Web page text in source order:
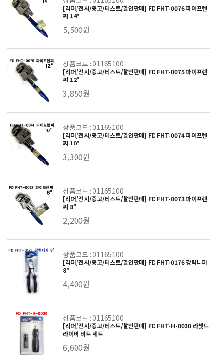
[리퍼/전시/중고/테스트/할인판매] FD FHT-0076 파이프렌
찌 14"
5,500원
상품코드 : 01165100
[리퍼/전시/중고/테스트/할인판매] FD FHT-0075 파이프렌
찌 12"
3,850원
상품코드 : 01165100
[리퍼/전시/중고/테스트/할인판매] FD FHT-0074 파이프렌
찌 10"
3,300원
상품코드 : 01165100
[리퍼/전시/중고/테스트/할인판매] FD FHT-0073 파이프렌
찌 8"
2,200원
상품코드 : 01165100
[리퍼/전시/중고/테스트/할인판매] FD FHT-0176 강력니퍼
8"
4,400원
상품코드 : 01165100
[리퍼/전시/중고/테스트/할인판매] FD FHT-H-0030 라쳇드
라이버 비트 세트
6,600원